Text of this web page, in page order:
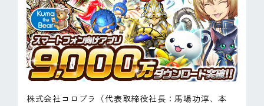
ピンマーク
EN
株式会社コロプラ（代表取締役社長：馬場功淳、本